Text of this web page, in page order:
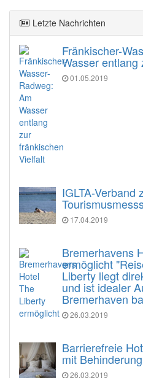
Letzte Nachrichten
Fränkischer-
Wasser entlang
01.05.2019
IGLTA-Verband
17.04.2019
Bremerhavens
ermöglicht
Liberty liegt
und ist idealer
Bremerhaven
26.03.2019
Barrierefreie
mit
26.03.2019